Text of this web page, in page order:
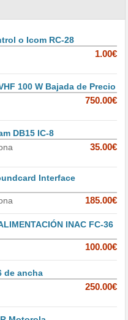
o Icom RC-28
1.00€
100 W Bajada de Precio
750.00€
DB15 IC-8
35.00€
Interface
185.00€
INAC FC-36
100.00€
de ancha
250.00€